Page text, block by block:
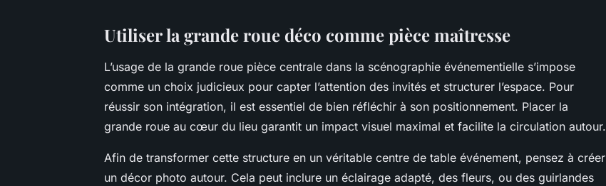
Utiliser la grande roue déco comme pièce maîtresse
L’usage de la grande roue pièce centrale dans la scénographie événementielle s’impose
comme un choix judicieux pour capter l’attention des invités et structurer l’espace. Pour
réussir son intégration, il est essentiel de bien réfléchir à son positionnement. Placer la
grande roue au cœur du lieu garantit un impact visuel maximal et facilite la circulation autour.
Afin de transformer cette structure en un véritable centre de table événement, pensez à créer
un décor photo autour. Cela peut inclure un éclairage adapté, des fleurs, ou des guirlandes